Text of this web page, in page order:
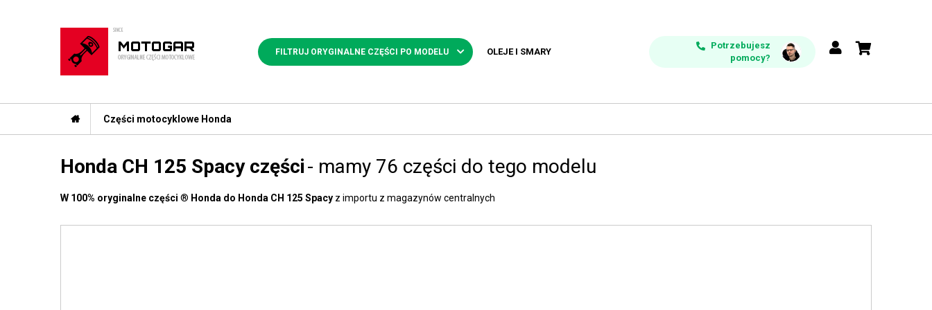
FILTRUJ ORYGINALNE CZĘŚCI PO MODELU OLEJE I SMARY
Potrzebujesz
pomocy?
Części motocyklowe Honda
Honda CH 125 Spacy części- mamy 76 części do tego modelu
W 100% oryginalne części ® Honda do Honda CH 125 Spacy z importu z magazynów centralnych